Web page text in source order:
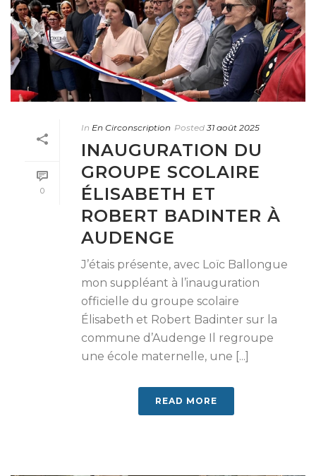
0
In En Circonscription Posted 31 août 2025
INAUGURATION DU
GROUPE SCOLAIRE
ÉLISABETH ET
ROBERT BADINTER À
AUDENGE
J’étais présente, avec Loïc Ballongue
mon suppléant à l’inauguration
officielle du groupe scolaire
Élisabeth et Robert Badinter sur la
commune d’Audenge Il regroupe
une école maternelle, une [...]
READ MORE